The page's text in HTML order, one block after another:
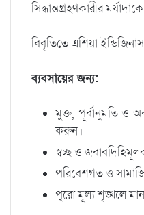
সিদ্ধান্তগ্রহণকারীর
বিবৃতিতে এশিয়া
ব্যবসায়ের জন্য:
মুক্ত, পূর্বানুমতি ও
করুন।
স্বচ্ছ ও
পরিবেশগত ও
পুরো মূল্য শৃঙ্খলে